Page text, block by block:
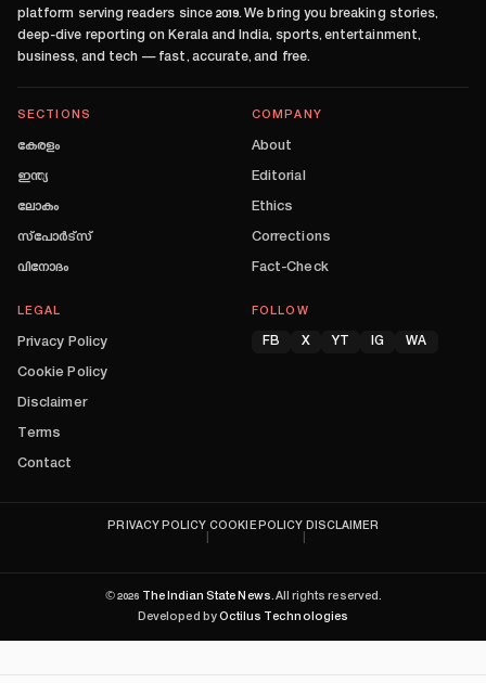
platform serving readers since 2019. We bring you breaking stories,
deep-dive reporting on Kerala and India, sports, entertainment,
business, and tech — fast, accurate, and free.
SECTIONS
കേരളം
ഇന്ത്യ
ലോകം
സ്പോർട്സ്
വിനോദം
COMPANY
About
Editorial
Ethics
Corrections
Fact-Check
LEGAL
Privacy Policy
Cookie Policy
Disclaimer
Terms
Contact
FOLLOW
FB X YT IG WA
PRIVACY POLICY COOKIE POLICY DISCLAIMER
©2026 The Indian State News. All rights reserved.
Developed by Octilus Technologies